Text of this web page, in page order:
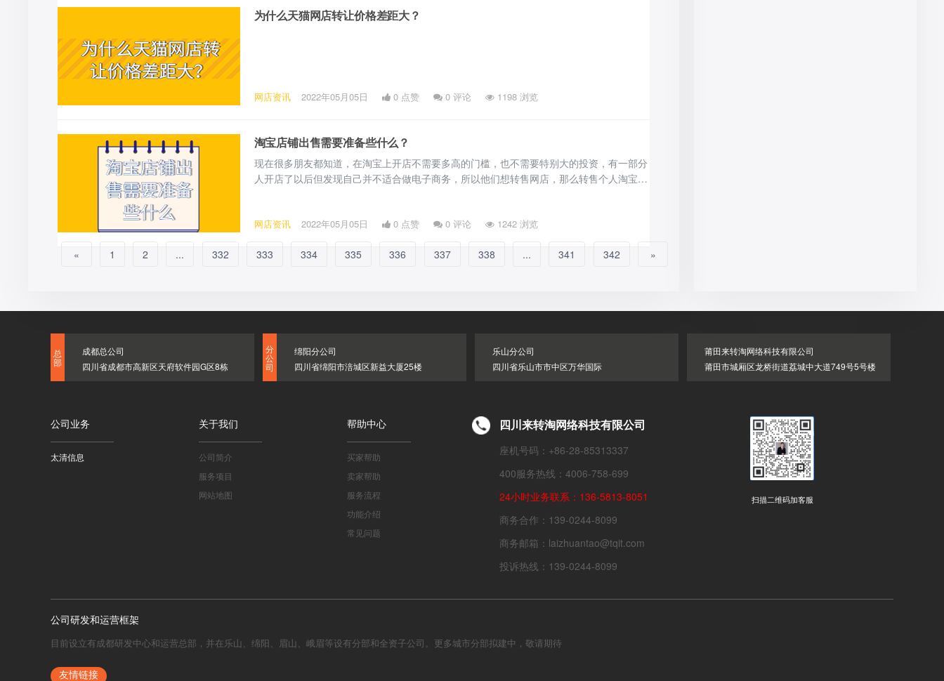
为什么天猫网店转让价格差距大？
网店资讯 2022年05月05日 0 点赞 0评论 1198 浏览
淘宝店铺出售需要准备些什么？
现在很多朋友都知道，在淘宝上开店不需要多高的门槛，也不需要特别大的投资，有一部分
人开店了以后但发现自己并不适合做电子商务，所以他们想转售网店，那么转售个人淘宝店
网店资讯 2022年05月05日 0 点赞 0评论 1242 浏览
« 1 2 ... 332 333 334 335 336 337 338 ... 341 342 »
总
部
成都总公司
四川省成都市高新区天府软件园G区8栋
分
公
司
绵阳分公司
四川省绵阳市涪城区新益大厦25楼
乐山分公司
四川省乐山市市中区万华国际
莆田来转淘网络科技有限公司
莆田市城厢区龙桥街道荔城中大道749号5号楼
公司业务
太清信息
关于我们
公司简介
服务项目
网站地图
帮助中心
买家帮助
卖家帮助
服务流程
功能介绍
常见问题
四川来转淘网络科技有限公司
座机号码：+86-28-85313337
400服务热线：4006-758-699
24小时业务联系：136-5813-8051
商务合作：139-0244-8099
商务邮箱：laizhuantao@tqit.com
投诉热线：139-0244-8099
扫描二维码加客服
公司研发和运营框架
目前设立有成都研发中心和运营总部，并在乐山、绵阳、眉山、峨眉等设有分部和全资子公司。更多城市分部拟建中，敬请期待
友情链接